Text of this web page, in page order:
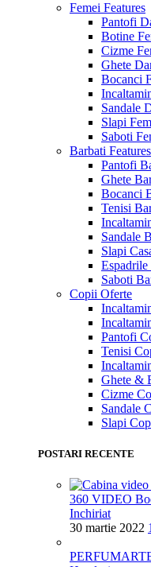
Femei Features
Pantofi
Botine
Cizme
Ghete
Bocanci
Sandale
Slapi
Saboti
Barbati Features
Pantofi
Ghete
Bocanci
Tenisi
Sandale
Slapi
Espadrile
Saboti
Copii Oferte
Pantofi
Tenisi
Ghete &
Cizme
Sandale
Slapi
POSTARI RECENTE
360 VIDEO
Inchiriat
30 martie 2022